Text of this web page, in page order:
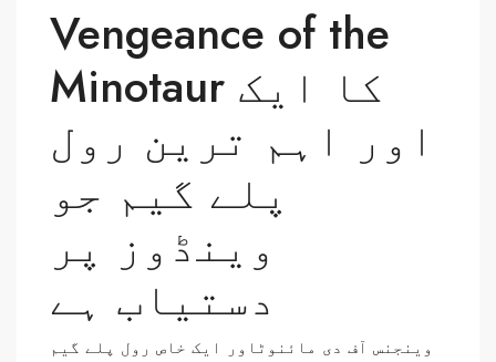
Vengeance of the
Minotaur کا ایک
اور اہم ترین رول
پلے گیم جو
وینڈوز پر
دستیاب ہے
وینجنس آف دی مائنوٹاور ایک خاص رول پلے گیم